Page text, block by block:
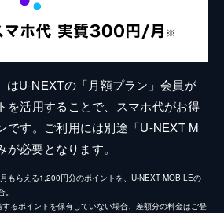
はU-NEXTの「月額プラン」会員が
を活用することで、スマホ代がお得
です。ご利用には別途「U-NEXT M
必要となります。
もらえる1,200円分のポイントを、U-NEXT MOBILEの
るポイントを保有していない場合、差額分の料金はご登